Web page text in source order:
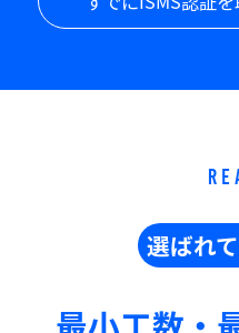
選ばれ